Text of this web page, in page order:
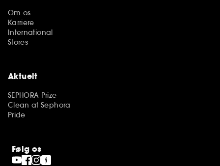
Om os
Karriere
International
Stores
Aktuelt
SEPHORA Prize
Clean at Sephora
Pride
Følg os